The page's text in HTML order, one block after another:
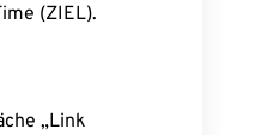
(ZIEL).
„Link